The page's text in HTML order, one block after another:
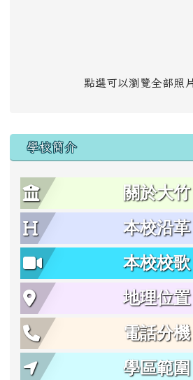
點選可以瀏覽全部照
學校簡介
關於大竹
本校沿革
本校校歌
地理位置
電話分機
學區範圍